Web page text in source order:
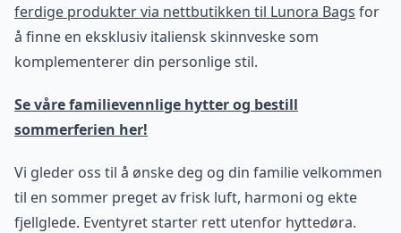
ferdige produkter via nettbutikken til Lunora Bags for
å finne en eksklusiv italiensk skinnveske som
komplementerer din personlige stil.
Se våre familievennlige hytter og bestill
sommerferien her!
Vi gleder oss til å ønske deg og din familie velkommen
til en sommer preget av frisk luft, harmoni og ekte
fjellglede. Eventyret starter rett utenfor hyttedøra.